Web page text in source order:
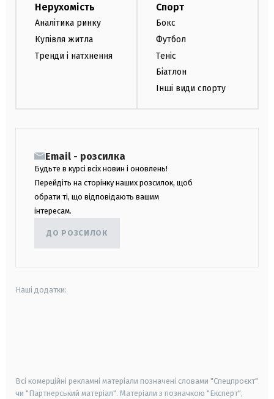
Нерухомість
Аналітика ринку
Купівля житла
Тренди і натхнення
Спорт
Бокс
Футбол
Теніс
Біатлон
Інші види спорту
Email - розсилка
Будьте в курсі всіх новин і оновлень!
Перейдіть на сторінку наших розсилок, щоб
обрати ті, що відповідають вашим
інтересам.
ДО РОЗСИЛОК
Наші додатки:
Всі комерційні рекламні матеріали позначені словами "Спецпроєкт"
чи "Партнерський матеріал". Матеріали з позначкою "Експерт",